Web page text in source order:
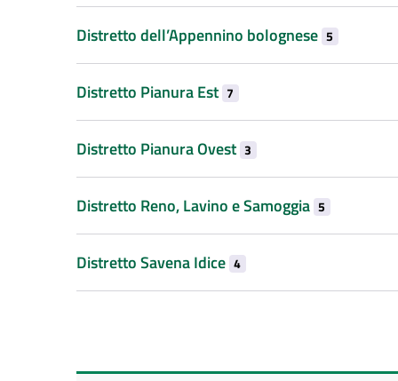
Distretto dell’Appennino bolognese 5
Distretto Pianura Est 7
Distretto Pianura Ovest 3
Distretto Reno, Lavino e Samoggia 5
Distretto Savena Idice 4